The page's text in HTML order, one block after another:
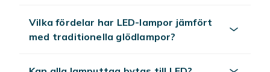
möjligheterna är oändliga.
Med LED-belysning kan du experimentera
Vilka fördelar har LED-lampor jämfört
med traditionella glödlampor?